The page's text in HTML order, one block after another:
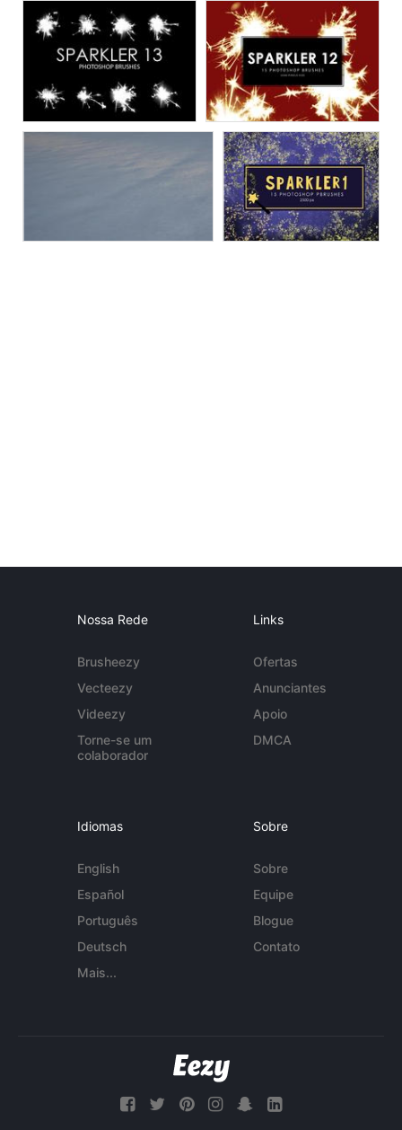
Nossa Rede
Brusheezy
Vecteezy
Videezy
Torne-se um
colaborador
Links
Ofertas
Anunciantes
Apoio
DMCA
Idiomas
English
Español
Português
Deutsch
Mais...
Sobre
Sobre
Equipe
Blogue
Contato